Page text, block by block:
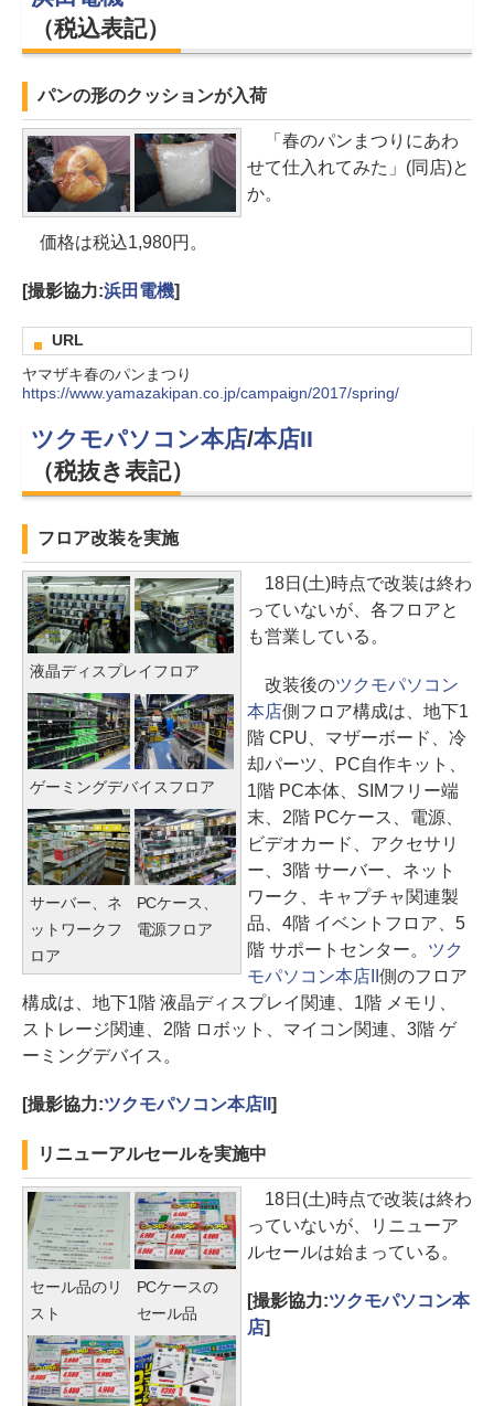
（税込表記）
パンの形のクッションが入荷
「春のパンまつりにあわ
せて仕入れてみた」(同店)と
か。
価格は税込1,980円。
[撮影協力:浜田電機]
URL
ヤマザキ春のパンまつり
https://www.yamazakipan.co.jp/campaign/2017/spring/
ツクモパソコン本店/本店II
（税抜き表記）
フロア改装を実施
液晶ディスプレイフロア
ゲーミングデバイスフロア
サーバー、ネ
ットワークフ
ロア
PCケース、
電源フロア
18日(土)時点で改装は終わ
っていないが、各フロアと
も営業している。
改装後のツクモパソコン
本店側フロア構成は、地下1
階 CPU、マザーボード、冷
却パーツ、PC自作キット、
1階 PC本体、SIMフリー端
末、2階 PCケース、電源、
ビデオカード、アクセサリ
ー、3階 サーバー、ネット
ワーク、キャプチャ関連製
品、4階 イベントフロア、5
階 サポートセンター。 ツク
モパソコン本店II 側のフロア
構成は、地下1階 液晶ディスプレイ関連、1階 メモリ、
ストレージ関連、2階 ロボット、マイコン関連、3階 ゲ
ーミングデバイス。
[撮影協力:ツクモパソコン本店II ]
リニューアルセールを実施中
セール品のリ
スト
PCケースの
セール品
18日(土)時点で改装は終わ
っていないが、リニューア
ルセールは始まっている。
[撮影協力:ツクモパソコン本
店]